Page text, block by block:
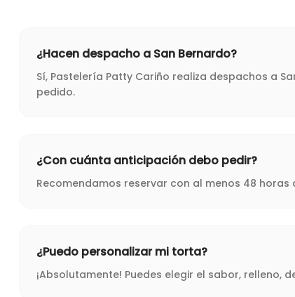
¿Hacen despacho a San Bernardo?
Sí, Pastelería Patty Cariño realiza despachos a
pedido.
¿Con cuánta anticipación debo pedir?
Recomendamos reservar con al menos 48
¿Puedo personalizar mi torta?
¡Absolutamente! Puedes elegir el sabor,